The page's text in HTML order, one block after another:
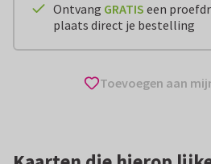
Ontvang GRATIS een
plaats direct je bestelling
Toevoegen aan